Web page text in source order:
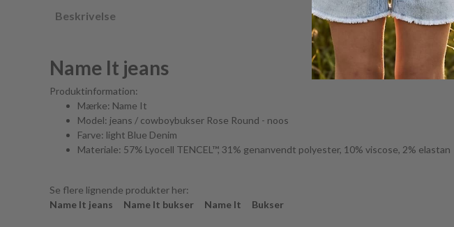
Beskrivelse
Name It jeans
Produktinformation:
Mærke: Name It
Model: jeans / cowboybukser Rose Round - noos
Farve: light Blue Denim
Materiale: 57% Lyocell TENCEL™, 31% genanvendt polyester, 10% viscose, 2% elastan
Se flere lignende produkter her:
Name It jeans
Name It bukser Name It Bukser